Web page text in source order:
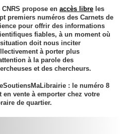
CNRS propose en accès libre les
premiers numéros des Carnets de
pour offrir des informations
fiables, à un moment où
situation doit nous inciter
à porter plus
à la parole des
et des chercheurs.
: le numéro 8
en vente à emporter chez votre
de quartier.